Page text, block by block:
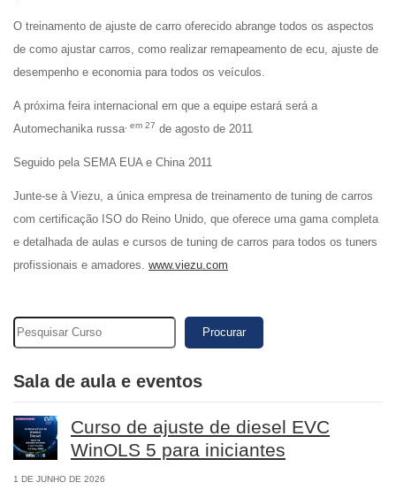
O treinamento de ajuste de carro oferecido abrange todos os aspectos
de como ajustar carros, como realizar remapeamento de ecu, ajuste de
desempenho e economia para todos os veículos.
A próxima feira internacional em que a equipe estará será a
Automechanika russa , em 27 de agosto de 2011
Seguido pela SEMA EUA e China 2011
Junte-se à Viezu, a única empresa de treinamento de tuning de carros
com certificação ISO do Reino Unido, que oferece uma gama completa
e detalhada de aulas e cursos de tuning de carros para todos os tuners
profissionais e amadores. www.viezu.com
Procurar
Sala de aula e eventos
Curso de ajuste de diesel EVC
WinOLS 5 para iniciantes
1 DE JUNHO DE 2026